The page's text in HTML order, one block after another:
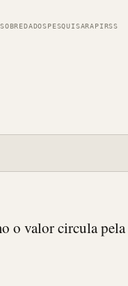
SOBREDADOSPESQUISARAPIRSS
o valor circula pela